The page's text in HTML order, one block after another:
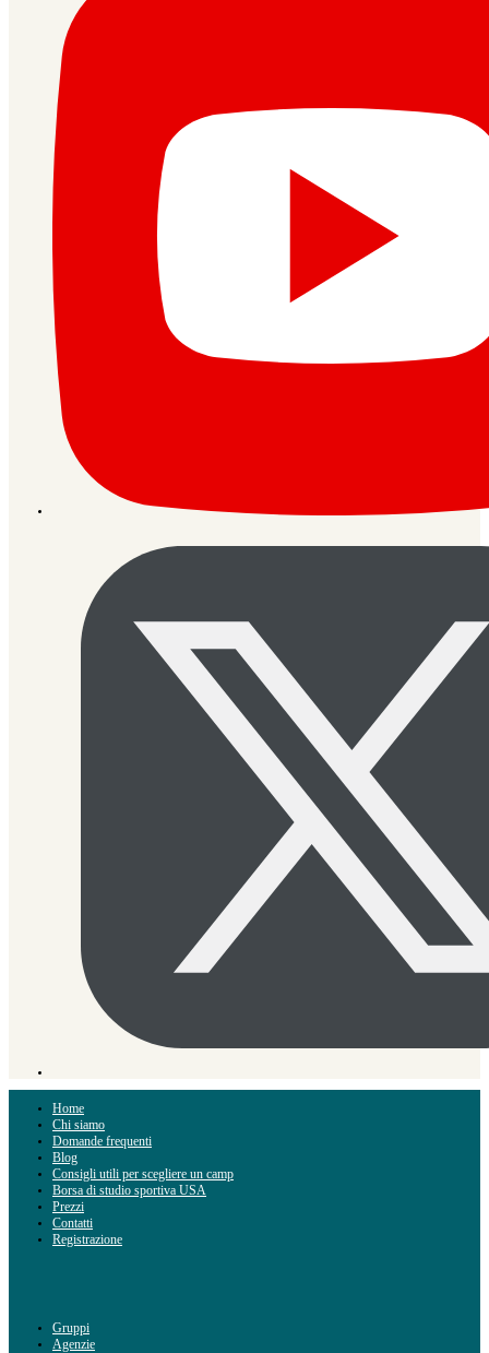
Home
Chi siamo
Domande frequenti
Blog
Consigli utili per scegliere un camp
Borsa di studio sportiva USA
Prezzi
Contatti
Registrazione
Gruppi
Agenzie